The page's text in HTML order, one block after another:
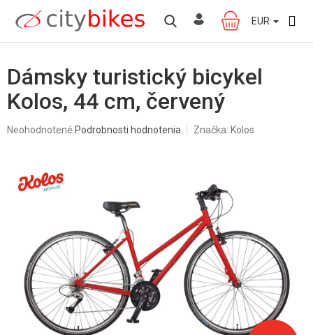
obsah
NÁKUPNÝ
KOŠÍK
EUR
Dámsky turistický bicykel
Kolos, 44 cm, červený
Priemerné
0,0
Neohodnotené Podrobnosti hodnotenia Značka: Kolos